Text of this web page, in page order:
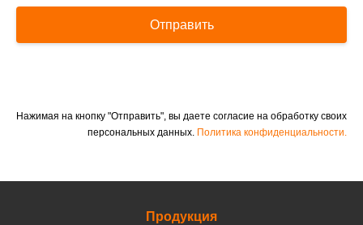
Отправить
Нажимая на кнопку "Отправить", вы даете согласие на обработку своих
персональных данных. Политика конфиденциальности.
Продукция